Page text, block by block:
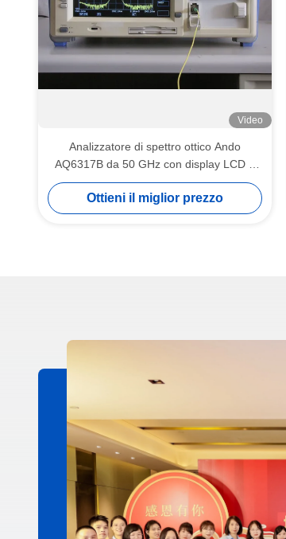
Video
Analizzatore di spettro ottico Ando
AQ6317B da 50 GHz con display LCD a
colori e analisi WDM
Ottieni il miglior prezzo